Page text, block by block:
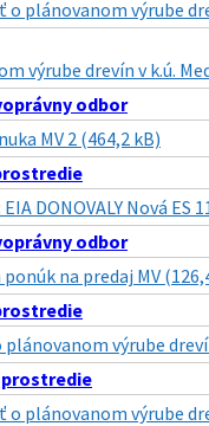
plánovanom výrube
výrube drevín v k.ú.
odbor
MV 2 (464,2 kB)
DONOVALY Nová ES
odbor
na predaj MV
výrube
plánovanom výrube